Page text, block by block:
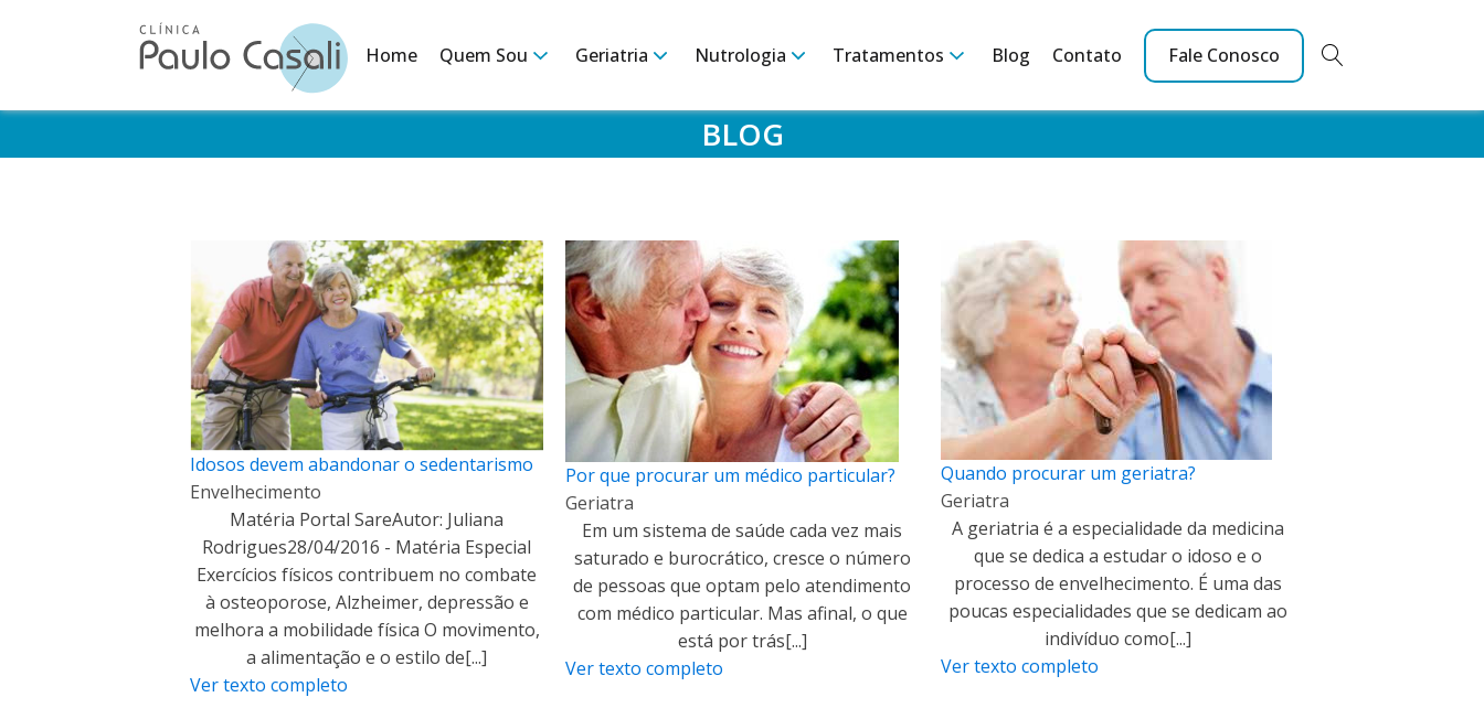
Home Quem Sou Geriatria Nutrologia Tratamentos Blog Contato Fale Conosco
BLOG
Idosos devem abandonar o sedentarismo
Envelhecimento
Matéria Portal SareAutor: Juliana
Rodrigues28/04/2016 - Matéria Especial
Exercícios físicos contribuem no combate
à osteoporose, Alzheimer, depressão e
melhora a mobilidade física O movimento,
a alimentação e o estilo de[...]
Ver texto completo
Por que procurar um médico particular?
Geriatra
Em um sistema de saúde cada vez mais
saturado e burocrático, cresce o número
de pessoas que optam pelo atendimento
com médico particular. Mas afinal, o que
está por trás[...]
Ver texto completo
Quando procurar um geriatra?
Geriatra
A geriatria é a especialidade da medicina
que se dedica a estudar o idoso e o
processo de envelhecimento. É uma das
poucas especialidades que se dedicam ao
indivíduo como[...]
Ver texto completo